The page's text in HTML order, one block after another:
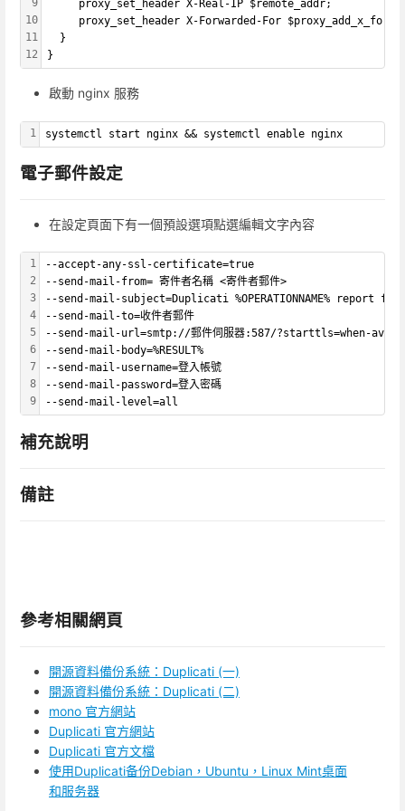
9
10
11
12
     proxy_set_header X-Real-IP $remote_addr;
proxy_set_header X-Forwarded-For
  }
}
啟動 nginx 服務
1 systemctl start nginx && systemctl enable nginx
電子郵件設定
在設定頁面下有一個預設選項點選編輯文字內容
1
2
3
4
5
6
7
8
9
--accept-any-ssl-certificate=true
--send-mail-from= 寄件者名稱 <寄件者郵件>
--send-mail-subject=Duplicati %OPERATIONNAME% report for
--send-mail-to=收件者郵件
--send-mail-url=smtp://郵件伺服器:587/?starttls=when-
--send-mail-body=%RESULT%
--send-mail-username=登入帳號
--send-mail-password=登入密碼
--send-mail-level=all
補充說明
備註
參考相關網頁
開源資料備份系統：Duplicati (一)
開源資料備份系統：Duplicati (二)
mono 官方網站
Duplicati 官方網站
Duplicati 官方文檔
使用Duplicati备份Debian，Ubuntu，Linux Mint桌面
和服务器